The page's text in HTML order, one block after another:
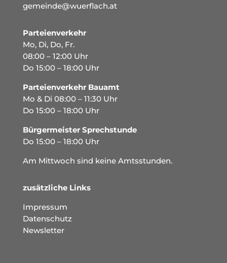
gemeinde@wuerflach.at
Parteienverkehr
Mo, Di, Do, Fr.
08:00 – 12:00 Uhr
Do 15:00 – 18:00 Uhr
Parteienverkehr Bauamt
Mo & Di 08:00 – 11:30 Uhr
Do 15:00 – 18:00 Uhr
Bürgermeister Sprechstunde
Do 15:00 – 18:00 Uhr
Am Mittwoch sind keine Amtsstunden.
zusätzliche Links
Impressum
Datenschutz
Newsletter